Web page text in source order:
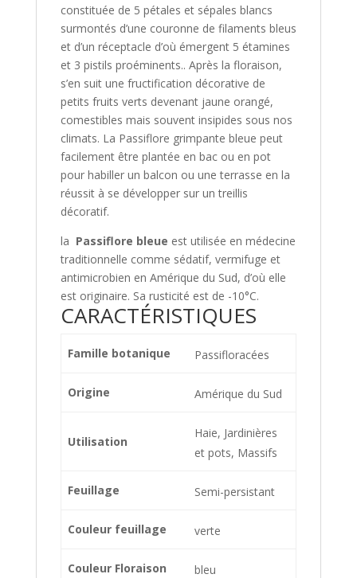
constituée de 5 pétales et sépales blancs
surmontés d’une couronne de filaments bleus
et d’un réceptacle d’où émergent 5 étamines
et 3 pistils proéminents.. Après la floraison,
s’en suit une fructification décorative de
petits fruits verts devenant jaune orangé,
comestibles mais souvent insipides sous nos
climats. La Passiflore grimpante bleue peut
facilement être plantée en bac ou en pot
pour habiller un balcon ou une terrasse en la
réussit à se développer sur un treillis
décoratif.
la Passiflore bleue est utilisée en médecine
traditionnelle comme sédatif, vermifuge et
antimicrobien en Amérique du Sud, d’où elle
est originaire. Sa rusticité est de -10°C.
CARACTÉRISTIQUES
Famille botanique Passifloracées
Origine Amérique du Sud
Utilisation
Haie, Jardinières
et pots, Massifs
Feuillage Semi-persistant
Couleur feuillage verte
Couleur Floraison bleu